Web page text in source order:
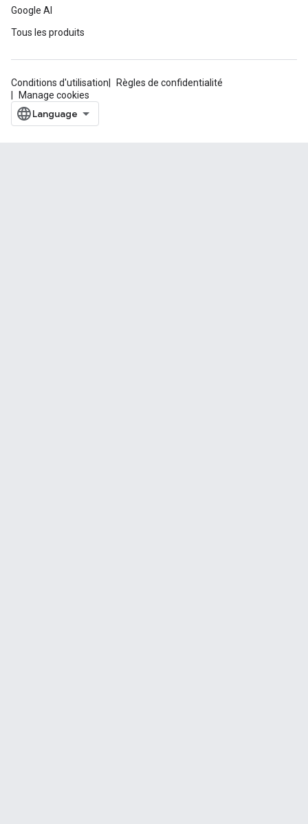
Google AI
Tous les produits
Conditions d'utilisation
Règles de confidentialité
Manage cookies